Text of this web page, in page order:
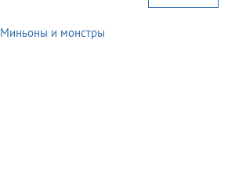
Миньоны и монстры